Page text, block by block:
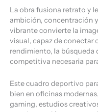
La obra fusiona retrato y
ambición, concentración
vibrante convierte la
visual, capaz de conectar
rendimiento, la búsqueda
competitiva necesaria
Este cuadro deportivo
bien en oficinas
gaming, estudios